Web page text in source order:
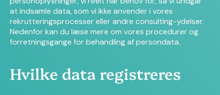
at indsamle data, som vi ikke anvender i vores
rekrutteringsprocesser eller andre consulting-ydelser.
Nedenfor kan du læse mere om vores procedurer og
forretningsgange for behandling af persondata.
Hvilke data registreres